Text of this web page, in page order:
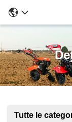
Tutte le